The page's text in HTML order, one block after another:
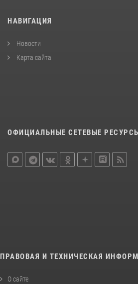
НАВИГАЦИЯ
Новости
Карта сайта
ОФИЦИАЛЬНЫЕ СЕТЕВЫЕ
ПРАВОВАЯ И ТЕХНИЧЕСКАЯ
О сайте